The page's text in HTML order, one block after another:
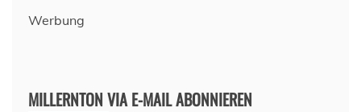
Werbung
MILLERNTON VIA E-MAIL ABONNIEREN